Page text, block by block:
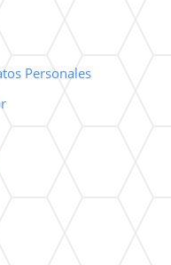
Personales